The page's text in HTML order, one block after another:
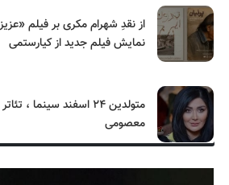
از نقدِ شهرام مکری بر فیلم
نمایش فیلم جدید از کیارستمی
متولدین ۲۴ اسفند سینما
معصومی